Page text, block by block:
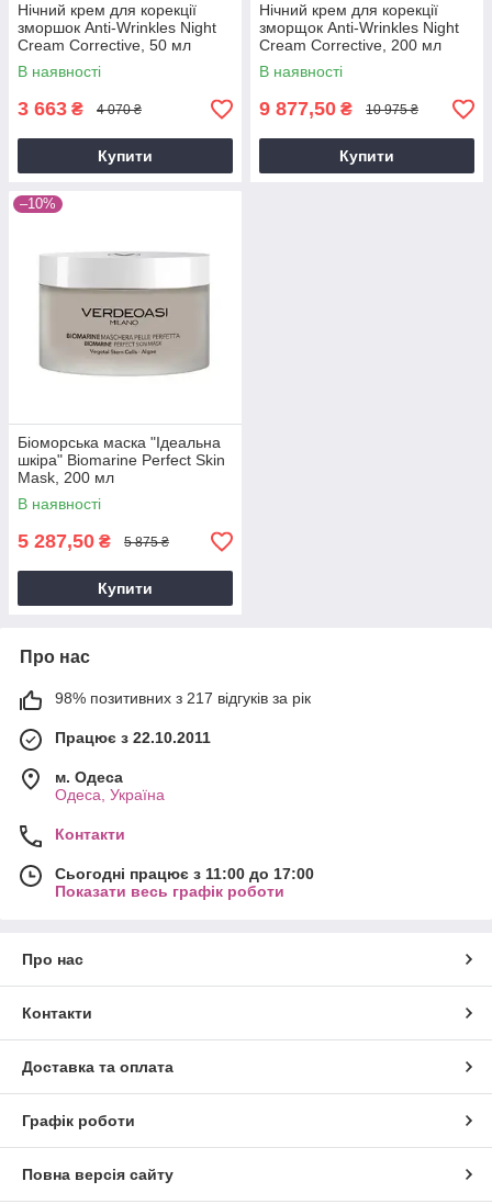
Нічний крем для корекції
зморшок Anti-Wrinkles Night
Cream Corrective, 50 мл
В наявності
3 663 ₴ 4 070 ₴
Купити
Нічний крем для корекції
зморщок Anti-Wrinkles Night
Cream Corrective, 200 мл
В наявності
9 877,50 ₴ 10 975 ₴
Купити
–10%
Біоморська маска "Ідеальна
шкіра" Biomarine Perfect Skin
Mask, 200 мл
В наявності
5 287,50 ₴ 5 875 ₴
Купити
Про нас
98% позитивних з 217 відгуків за рік
Працює з 22.10.2011
м. Одеса
Одеса, Україна
Контакти
Сьогодні працює з 11:00 до 17:00
Показати весь графік роботи
Про нас
Контакти
Доставка та оплата
Графік роботи
Повна версія сайту